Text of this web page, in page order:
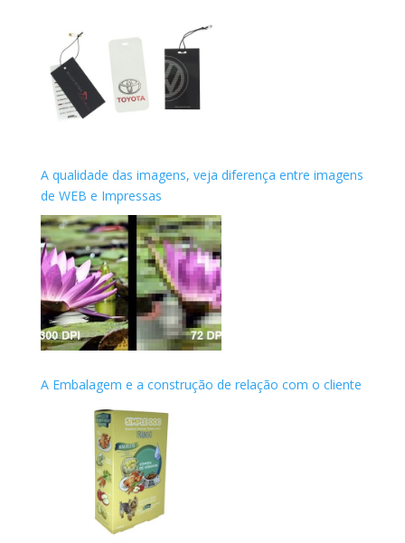
A qualidade das imagens, veja diferença entre imagens
de WEB e Impressas
A Embalagem e a construção de relação com o cliente